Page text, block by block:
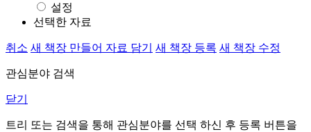
설정
선택한 자료
취소 새 책장 만들어 자료 담기 새 책장 등록 새 책장 수정
관심분야 검색
닫기
트리 또는 검색을 통해 관심분야를 선택 하신 후 등록 버튼을